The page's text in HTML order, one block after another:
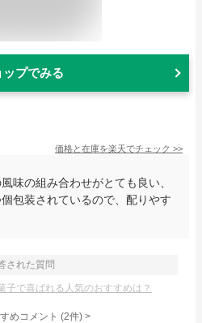
ップでみる
価格と在庫を楽天でチェック >>
味の組み合わせがとても良い、
包装されているので、配りやす
された質問
子で喜ばれる人気のおすすめは？
めコメント (2件) >